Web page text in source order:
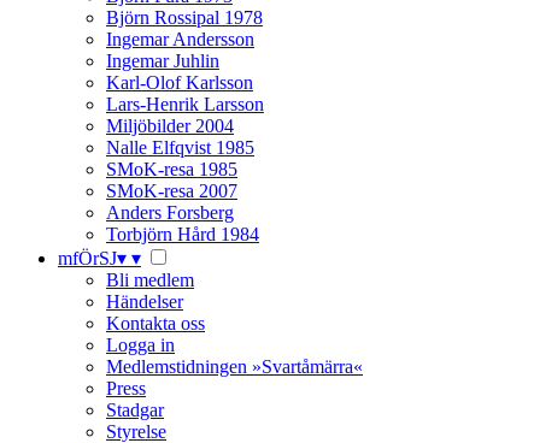
Björn Rossipal 1978
Ingemar Andersson
Ingemar Juhlin
Karl-Olof Karlsson
Lars-Henrik Larsson
Miljöbilder 2004
Nalle Elfqvist 1985
SMoK-resa 1985
SMoK-resa 2007
Anders Forsberg
Torbjörn Hård 1984
mfÖrSJ▾ ▾
Bli medlem
Händelser
Kontakta oss
Logga in
Medlemstidningen »Svartåmärra«
Press
Stadgar
Styrelse